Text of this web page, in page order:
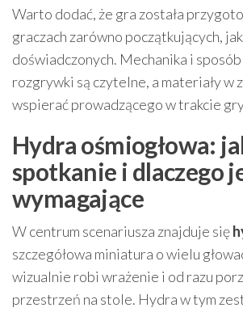
Warto dodać, że gra została
graczach zarówno początkujących,
doświadczonych. Mechanika i
rozgrywki są czytelne, a materiały w
wspierać prowadzącego w trakcie
Hydra ośmiogłowa:
spotkanie i dlaczego
wymagające
W centrum scenariusza znajduje się
szczegółowa miniatura o wielu
wizualnie robi wrażenie i od razu
przestrzeń na stole. Hydra w tym